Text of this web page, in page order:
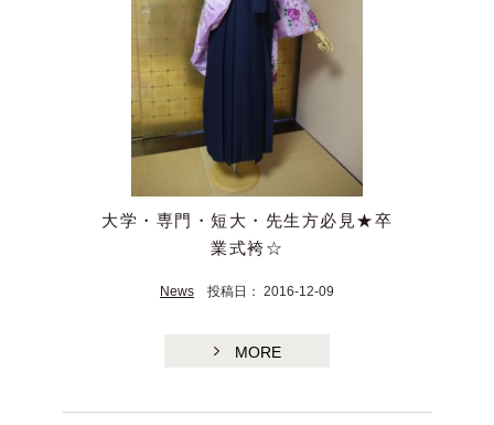
大学・専門・短大・先生方必見★卒
業式袴☆
News 投稿日： 2016-12-09
MORE